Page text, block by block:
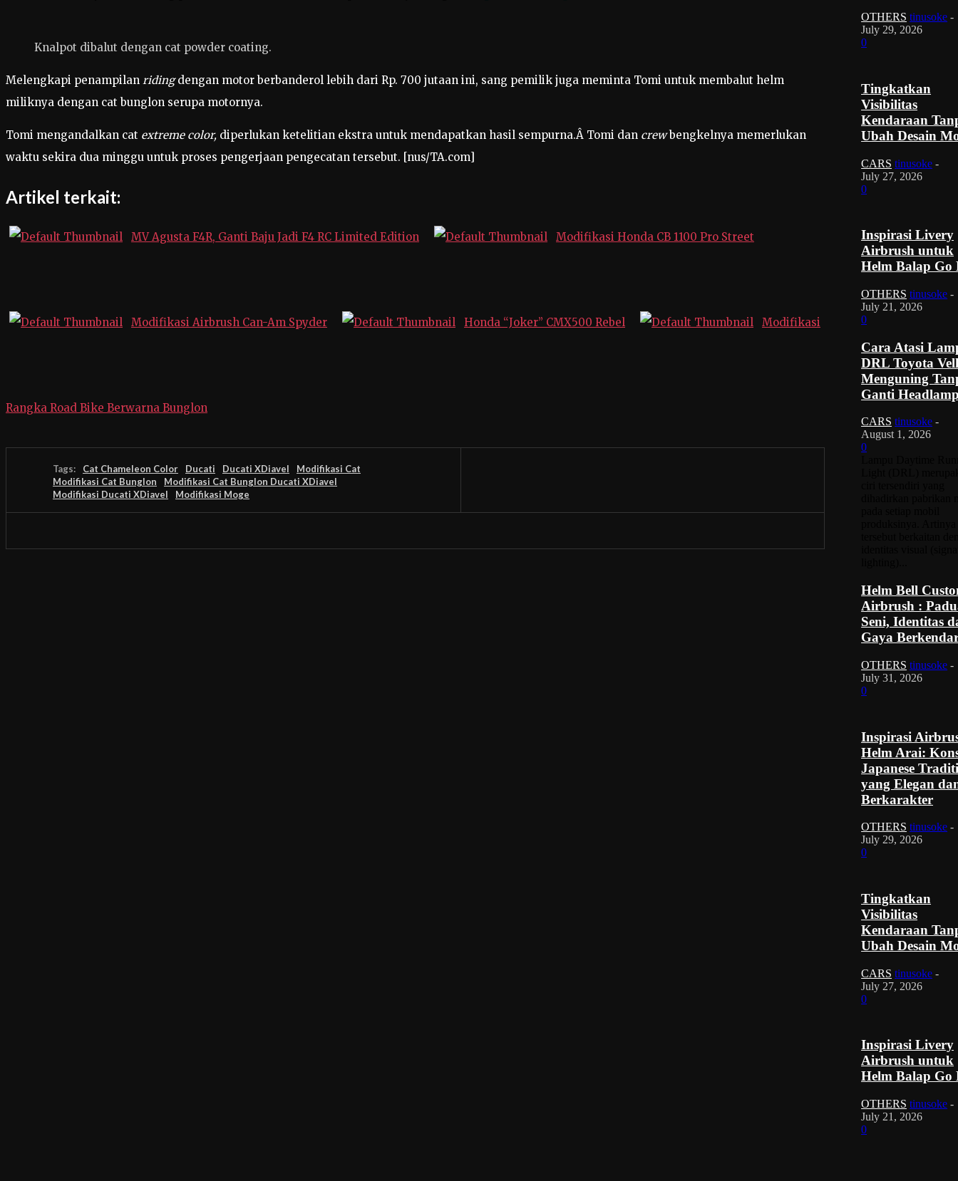
Knalpot dibalut dengan cat powder coating.
Melengkapi penampilan ridingdengan motor berbanderol lebih dari Rp. 700 jutaan ini, sang pemilik juga meminta Tomi untuk membalut helm
miliknya dengan cat bunglon serupa motornya.
Tomi mengandalkan cat extreme color, diperlukan ketelitian ekstra untuk mendapatkan hasil sempurna.Â Tomi dan crewbengkelnya memerlukan
waktu sekira dua minggu untuk proses pengerjaan pengecatan tersebut. [nus/TA.com]
Artikel terkait:
MV Agusta F4R, Ganti Baju Jadi F4 RC Limited Edition Modifikasi Honda CB 1100 Pro Street
Modifikasi Airbrush Can-Am Spyder Honda “Joker” CMX500 Rebel Modifikasi
Rangka Road Bike Berwarna Bunglon
Tags: Cat Chameleon Color Ducati Ducati XDiavel
Modifikasi Cat
Modifikasi Cat Bunglon
Modifikasi Cat Bunglon Ducati XDiavel
Modifikasi Ducati XDiavel
Modifikasi Moge
OTHERS tinusoke -
July 29, 2026
0
Tingkatkan
Visibilitas
Kendaraan
Ubah Desain
CARS tinusoke -
July 27, 2026
0
Inspirasi Livery
Airbrush untuk
Helm Balap Go
OTHERS tinusoke -
July 21, 2026
0
Cara Atasi
DRL Toyota
Menguning
Ganti
CARS tinusoke -
August 1, 2026
0
Helm Bell
Airbrush :
Seni, Identitas
Gaya
OTHERS tinusoke -
July 31, 2026
0
Inspirasi
Helm Arai:
Japanese
yang Elegan
Berkarakter
OTHERS tinusoke -
July 29, 2026
0
Tingkatkan
Visibilitas
Kendaraan
Ubah Desain
CARS tinusoke -
July 27, 2026
0
Inspirasi Livery
Airbrush untuk
Helm Balap Go
OTHERS tinusoke -
July 21, 2026
0